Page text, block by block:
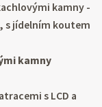
kamny -
s jídelním koutem
kamny
s LCD a